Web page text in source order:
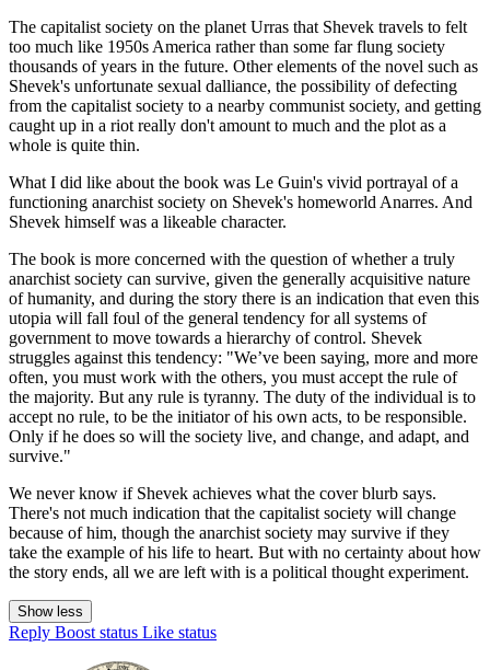
The capitalist society on the planet Urras that Shevek travels to felt
too much like 1950s America rather than some far flung society
thousands of years in the future. Other elements of the novel such as
Shevek's unfortunate sexual dalliance, the possibility of defecting
from the capitalist society to a nearby communist society, and getting
caught up in a riot really don't amount to much and the plot as a
whole is quite thin.
What I did like about the book was Le Guin's vivid portrayal of a
functioning anarchist society on Shevek's homeworld Anarres. And
Shevek himself was a likeable character.
The book is more concerned with the question of whether a truly
anarchist society can survive, given the generally acquisitive nature
of humanity, and during the story there is an indication that even this
utopia will fall foul of the general tendency for all systems of
government to move towards a hierarchy of control. Shevek
struggles against this tendency: "We’ve been saying, more and more
often, you must work with the others, you must accept the rule of
the majority. But any rule is tyranny. The duty of the individual is to
accept no rule, to be the initiator of his own acts, to be responsible.
Only if he does so will the society live, and change, and adapt, and
survive."
We never know if Shevek achieves what the cover blurb says.
There's not much indication that the capitalist society will change
because of him, though the anarchist society may survive if they
take the example of his life to heart. But with no certainty about how
the story ends, all we are left with is a political thought experiment.
Show less
Reply Boost status Like status